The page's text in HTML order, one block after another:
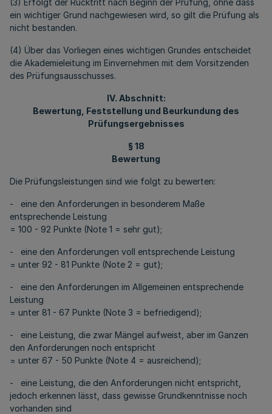
(3) Erfolgt der Rücktritt nach Beginn der Prüfung, ohne dass
ein wichtiger Grund nachgewiesen wird, so gilt die Prüfung als
nicht bestanden.
(4) Über das Vorliegen eines wichtigen Grundes entscheidet
die Akademieleitung im Einvernehmen mit dem Vorsitzenden
des Prüfungsausschusses.
IV. Abschnitt:
Bewertung, Feststellung und Beurkundung des
Prüfungsergebnisses
§ 18
Bewertung
Die Prüfungsleistungen sind wie folgt zu bewerten:
- eine den Anforderungen in besonderem Maße
entsprechende Leistung
= 100 - 92 Punkte (Note 1 = sehr gut);
- eine den Anforderungen voll entsprechende Leistung
= unter 92 - 81 Punkte (Note 2 = gut);
- eine den Anforderungen im Allgemeinen entsprechende
Leistung
= unter 81 - 67 Punkte (Note 3 = befriedigend);
- eine Leistung, die zwar Mängel aufweist, aber im Ganzen
den Anforderungen noch entspricht
= unter 67 - 50 Punkte (Note 4 = ausreichend);
- eine Leistung, die den Anforderungen nicht entspricht,
jedoch erkennen lässt, dass gewisse Grundkenntnisse noch
vorhanden sind